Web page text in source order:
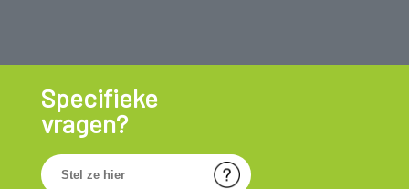
Specifieke
vragen?